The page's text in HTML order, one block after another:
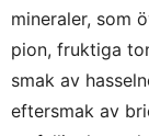
mineraler, som
pion, fruktiga
smak av
eftersmak av